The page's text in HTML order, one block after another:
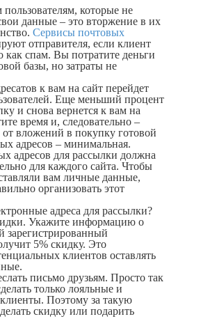
которые не
данные – это вторжение в их
Сервисы почтовых
отправителя, если клиент
как спам. Вы потратите деньги
базы, но затраты не
к вам на сайт перейдет
Еще меньший процент
и снова вернется к вам на
время и, следовательно –
вложений в покупку готовой
адресов – минимальная.
адресов для рассылки должна
для каждого сайта. Чтобы
вам личные данные,
организовать этот
адреса для рассылки?
Укажите информацию о
зарегистрированный
5% скидку. Это
клиентов оставлять
письмо друзьям. Просто так
только лояльные и
Поэтому за такую
скидку или подарить